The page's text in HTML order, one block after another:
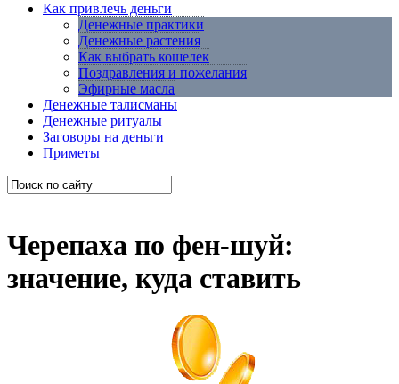
Как привлечь деньги
Денежные практики
Денежные растения
Как выбрать кошелек
Поздравления и пожелания
Эфирные масла
Денежные талисманы
Денежные ритуалы
Заговоры на деньги
Приметы
Черепаха по фен-шуй:
значение, куда ставить